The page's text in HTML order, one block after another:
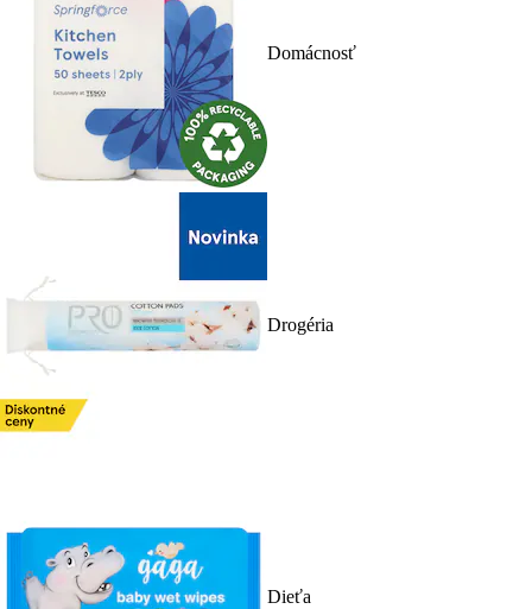
Domácnosť
Drogéria
Dieťa